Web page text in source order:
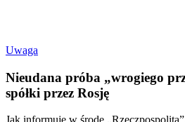
Uwaga
Nieudana próba „wrogiego
spółki przez Rosję